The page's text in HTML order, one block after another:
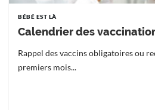
BÉBÉ EST LÀ
Calendrier des
Rappel des vaccins obligatoires ou
premiers mois...